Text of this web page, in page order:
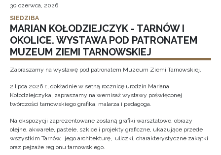
30 czerwca, 2026
SIEDZIBA
MARIAN KOŁODZIEJCZYK - TARNÓW I
OKOLICE. WYSTAWA POD PATRONATEM
MUZEUM ZIEMI TARNOWSKIEJ
Zapraszamy na wystawę pod patronatem Muzeum Ziemi Tarnowskiej.
2 lipca 2026 r., dokładnie w setną rocznicę urodzin Mariana
Kołodziejczyka, zapraszamy na wernisaż wystawy poświęconej
twórczości tarnowskiego grafika, malarza i pedagoga.
Na ekspozycji zaprezentowane zostaną grafiki warsztatowe, obrazy
olejne, akwarele, pastele, szkice i projekty graficzne, ukazujące przede
wszystkim Tarnów, jego architekturę, uliczki, charakterystyczne zakątki
oraz pejzaże regionu tarnowskiego.